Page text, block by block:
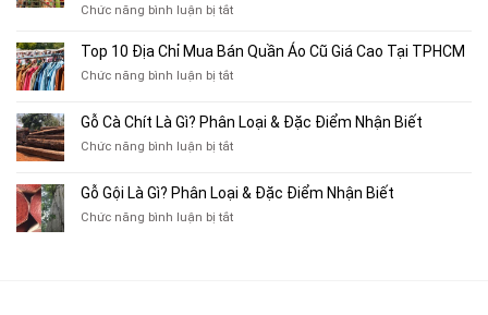
Chuyên
Bán
Xe
Cũ,
Xe
Cũ
TP.HCM
Chức năng bình luận bị tắtở
10
Thu
Sách
Tạp
Chí
Top 10 Địa Chỉ Mua Bán Quần Áo Cũ Giá Cao Tại TPHCM
Chức năng bình luận bị tắtở
Địa
Chỉ
Bán
Áo
Gỗ Cà Chít Là Gì? Phân Loại & Đặc Điểm Nhận Biết
Chức năng bình luận bị tắtở
Chít
Là
Gỗ Gội Là Gì? Phân Loại & Đặc Điểm Nhận Biết
Chức năng bình luận bị tắtở